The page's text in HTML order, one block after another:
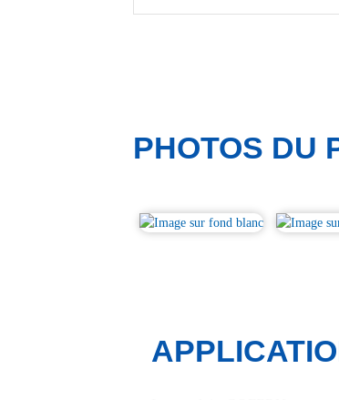
PHOTOS DU